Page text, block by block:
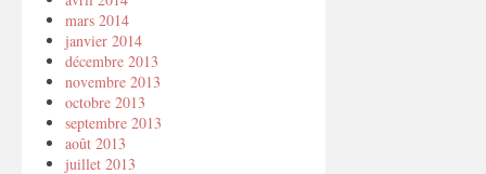
mars 2014
janvier 2014
décembre 2013
novembre 2013
octobre 2013
septembre 2013
août 2013
juillet 2013